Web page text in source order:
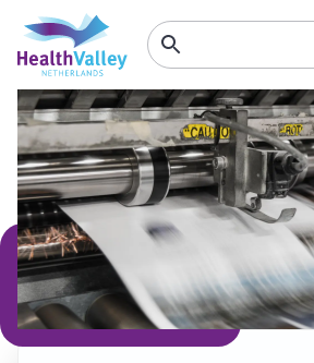
Zoeken
binnen
website
Zoeken